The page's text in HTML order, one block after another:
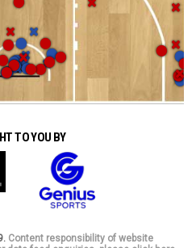
TO YOU BY
Content responsibility of website